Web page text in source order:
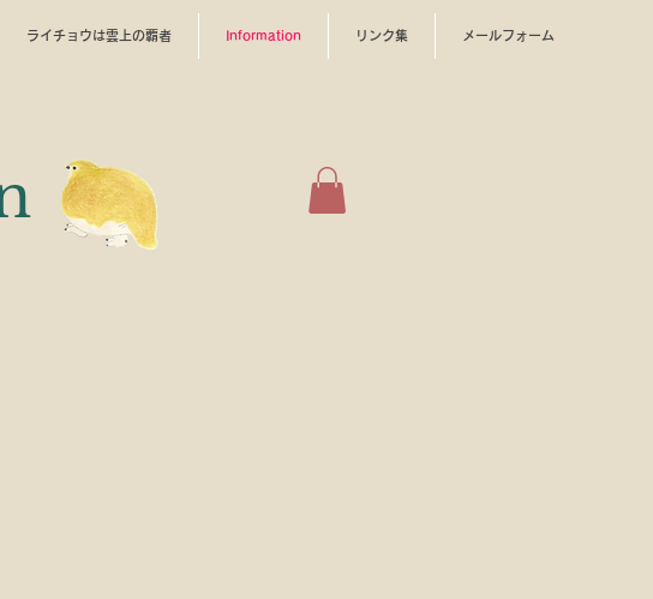
ライチョウは雲上の覇者 Information リンク集 メールフォーム